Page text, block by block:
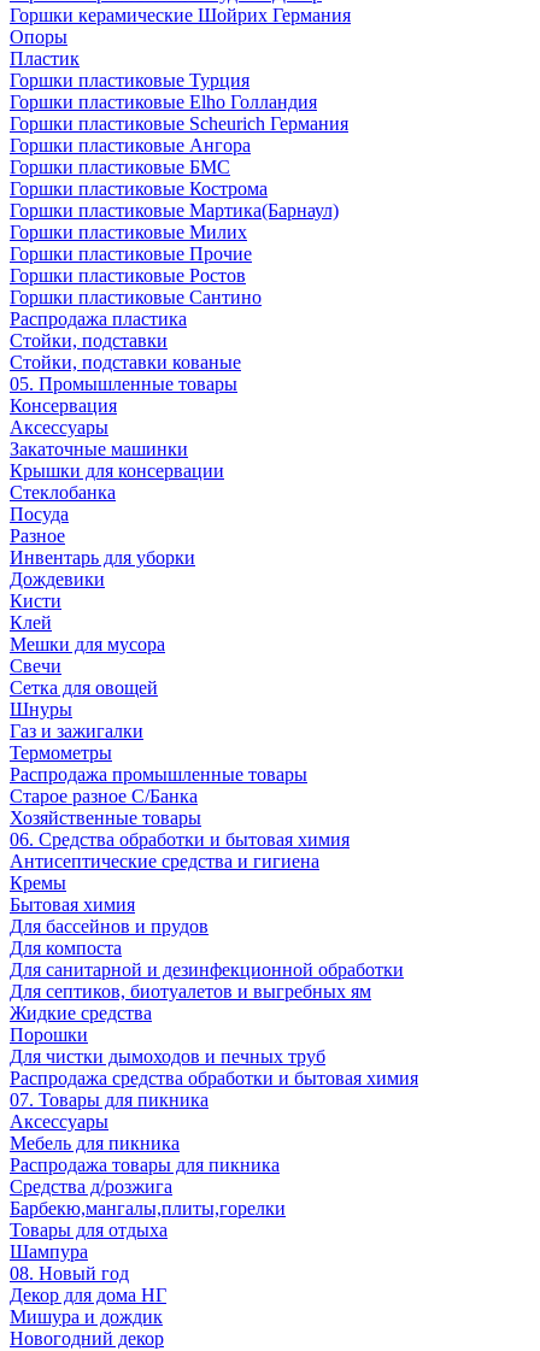
Горшки керамические Шойрих Германия
Опоры
Пластик
Горшки пластиковые Турция
Горшки пластиковые Elho Голландия
Горшки пластиковые Scheuriсh Германия
Горшки пластиковые Ангора
Горшки пластиковые БМС
Горшки пластиковые Кострома
Горшки пластиковые Мартика(Барнаул)
Горшки пластиковые Милих
Горшки пластиковые Прочие
Горшки пластиковые Ростов
Горшки пластиковые Сантино
Распродажа пластика
Стойки, подставки
Стойки, подставки кованые
05. Промышленные товары
Консервация
Аксессуары
Закаточные машинки
Крышки для консервации
Стеклобанка
Посуда
Разное
Инвентарь для уборки
Дождевики
Кисти
Клей
Мешки для мусора
Свечи
Сетка для овощей
Шнуры
Газ и зажигалки
Термометры
Распродажа промышленные товары
Старое разное С/Банка
Хозяйственные товары
06. Средства обработки и бытовая химия
Антисептические средства и гигиена
Кремы
Бытовая химия
Для бассейнов и прудов
Для компоста
Для санитарной и дезинфекционной обработки
Для септиков, биотуалетов и выгребных ям
Жидкие средства
Порошки
Для чистки дымоходов и печных труб
Распродажа средства обработки и бытовая химия
07. Товары для пикника
Аксессуары
Мебель для пикника
Распродажа товары для пикника
Средства д/розжига
Барбекю,мангалы,плиты,горелки
Товары для отдыха
Шампура
08. Новый год
Декор для дома НГ
Мишура и дождик
Новогодний декор